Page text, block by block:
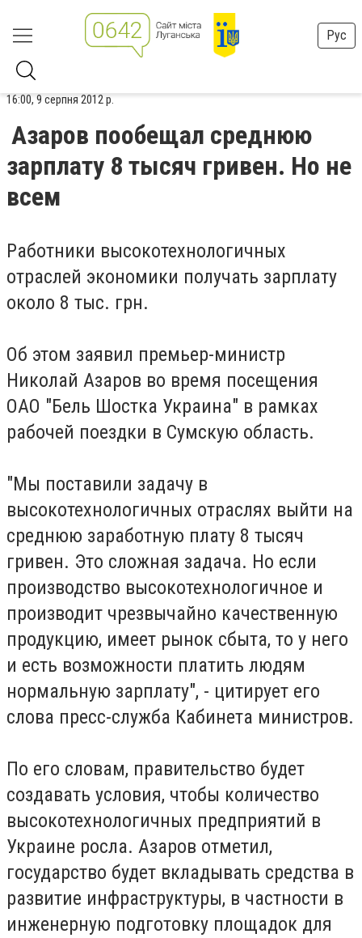
Рус
16:00, 9 серпня 2012 р.
Азаров пообещал среднюю
зарплату 8 тысяч гривен. Но не
всем
Работники высокотехнологичных
отраслей экономики получать зарплату
около 8 тыс. грн.
Об этом заявил премьер-министр
Николай Азаров во время посещения
ОАО "Бель Шостка Украина" в рамках
рабочей поездки в Сумскую область.
"Мы поставили задачу в
высокотехнологичных отраслях выйти на
среднюю заработную плату 8 тысяч
гривен. Это сложная задача. Но если
производство высокотехнологичное и
производит чрезвычайно качественную
продукцию, имеет рынок сбыта, то у него
и есть возможности платить людям
нормальную зарплату", - цитирует его
слова пресс-служба Кабинета министров.
По его словам, правительство будет
создавать условия, чтобы количество
высокотехнологичных предприятий в
Украине росла. Азаров отметил,
государство будет вкладывать средства в
развитие инфраструктуры, в частности в
инженерную подготовку площадок для